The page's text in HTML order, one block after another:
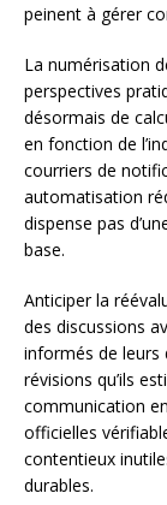
peinent à gérer
La numérisation
perspectives
désormais de
en fonction de
courriers de
automatisation
dispense pas
base.
Anticiper la
des discussions
informés de leurs
révisions qu’ils
communication
officielles
contentieux
durables.